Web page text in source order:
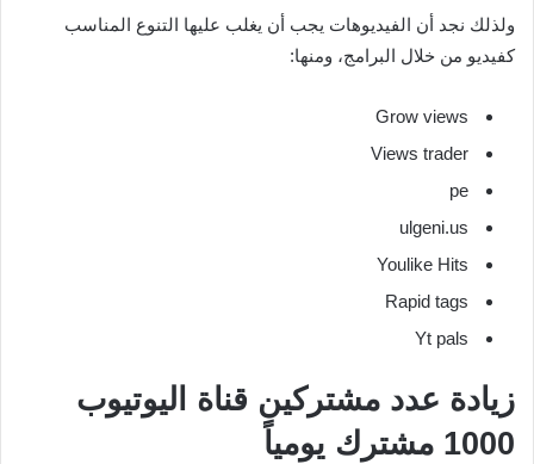
ولذلك نجد أن الفيديوهات يجب أن يغلب عليها التنوع المناسب
كفيديو من خلال البرامج، ومنها:
زيادة عدد مشتركين قناة اليوتيوب
1000 مشترك يومياً